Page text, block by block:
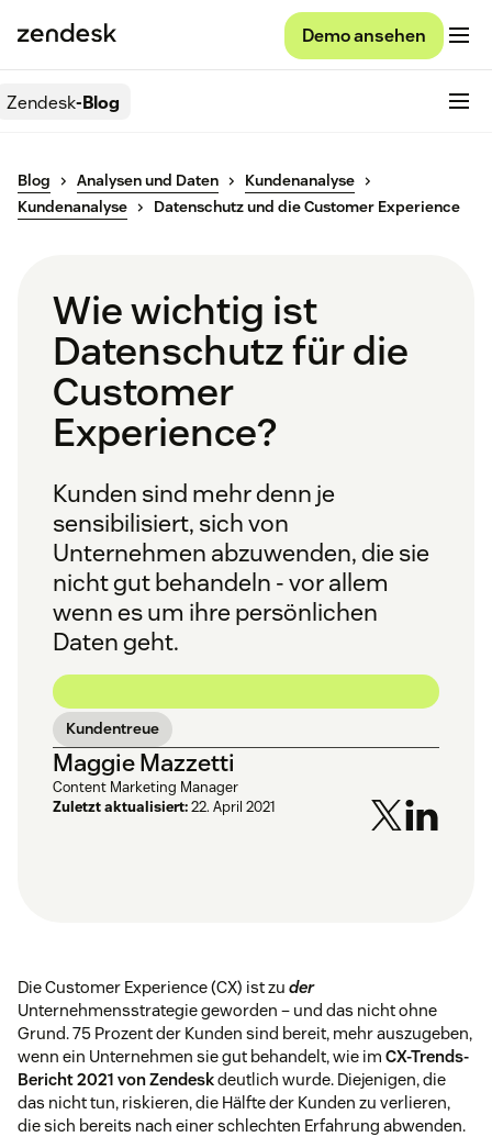
Demo ansehen
Zendesk-Blog
Blog Analysen und Daten
Kundenanalyse
Kundenanalyse
Datenschutz und die Customer Experience
Wie wichtig ist
Datenschutz für die
Customer
Experience?
Kunden sind mehr denn je
sensibilisiert, sich von
Unternehmen abzuwenden, die sie
nicht gut behandeln - vor allem
wenn es um ihre persönlichen
Daten geht.
Kundentreue
Maggie Mazzetti
Content Marketing Manager
Zuletzt aktualisiert:22. April 2021
Die Customer Experience (CX) ist zu der
Unternehmensstrategie geworden – und das nicht ohne
Grund. 75 Prozent der Kunden sind bereit, mehr auszugeben,
wenn ein Unternehmen sie gut behandelt, wie im CX-Trends-
Bericht 2021 von Zendeskdeutlich wurde. Diejenigen, die
das nicht tun, riskieren, die Hälfte der Kunden zu verlieren,
die sich bereits nach einer schlechten Erfahrung abwenden.